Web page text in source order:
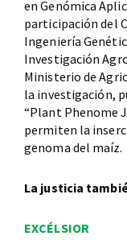
en Genómica
participación del
Ingeniería
Investigación
Ministerio de
la investigación,
“Plant Phenome
permiten la
genoma del maíz.
La justicia
EXCÉLSIOR